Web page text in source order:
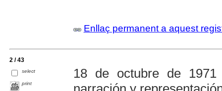
Enllaç permanent a aquest
2 / 43
select
print
18 de octubre de